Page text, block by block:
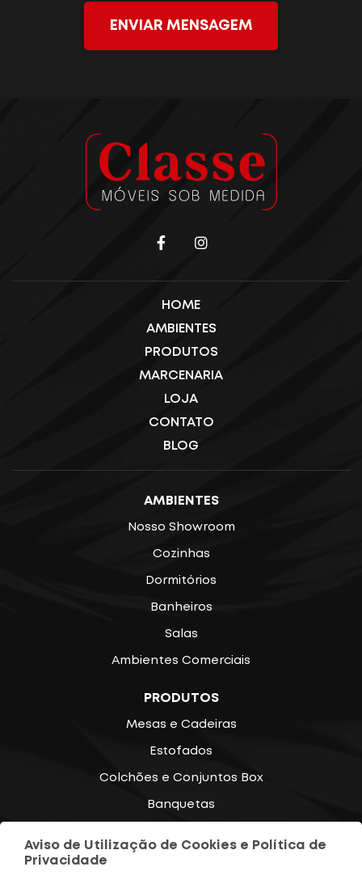
ENVIAR MENSAGEM
HOME
AMBIENTES
PRODUTOS
MARCENARIA
LOJA
CONTATO
BLOG
AMBIENTES
Nosso Showroom
Cozinhas
Dormitórios
Banheiros
Salas
Ambientes Comerciais
PRODUTOS
Mesas e Cadeiras
Estofados
Colchões e Conjuntos Box
Banquetas
Aviso de Utilização de Cookies e Política de
Privacidade